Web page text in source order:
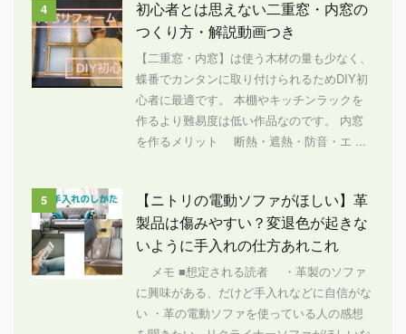
4
初心者とは思えない二重窓・内窓の
つくり方・解説動画つき
【二重窓・内窓】は使う木材の量も少なく、
蝶番でカンタンに取り付けられるためDIY初
心者に最適です。 本棚やキッチンラックを
作るより難易度は低い作品なのです。 内窓
を作るメリット 断熱・遮熱・防音・エ ...
5
【ニトリの電動ソファがほしい】革
製品は傷みやすい？変退色が起きな
いように手入れの仕方あれこれ
メモ ■想定される読者 ・革製のソファ
に興味がある、だけど手入れなどに自信がな
い ・革の電動ソファを使っている人の感想